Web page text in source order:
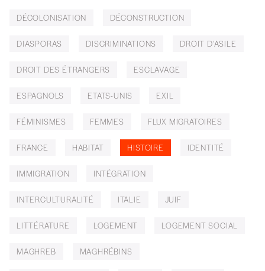
DÉCOLONISATION DÉCONSTRUCTION
DIASPORAS DISCRIMINATIONS DROIT D’ASILE
DROIT DES ÉTRANGERS ESCLAVAGE
ESPAGNOLS ETATS-UNIS EXIL
FÉMINISMES FEMMES FLUX MIGRATOIRES
FRANCE HABITAT HISTOIRE IDENTITÉ
IMMIGRATION INTÉGRATION
INTERCULTURALITÉ ITALIE JUIF
LITTÉRATURE LOGEMENT LOGEMENT SOCIAL
MAGHREB MAGHRÉBINS